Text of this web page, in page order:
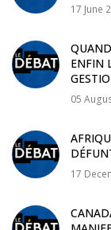
17 June
ENFIN
05
17